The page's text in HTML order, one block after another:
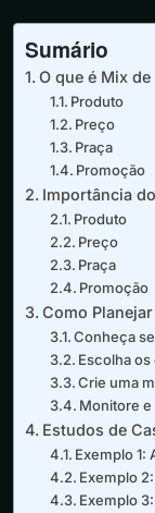
Sumário
O que é Mix
Produto
Preço
Praça
Promoção
Importância
Produto
Preço
Praça
Promoção
Como
Conheça
Escolha
Crie uma
Monitore e
Estudos de
Exemplo 1:
Exemplo
Exemplo